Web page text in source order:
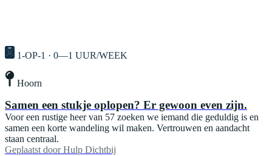
1-OP-1 · 0—1 UUR/WEEK
Hoorn
Samen een stukje oplopen? Er gewoon even zijn.
Voor een rustige heer van 57 zoeken we iemand die geduldig is en
samen een korte wandeling wil maken. Vertrouwen en aandacht
staan centraal.
Geplaatst door Hulp Dichtbij